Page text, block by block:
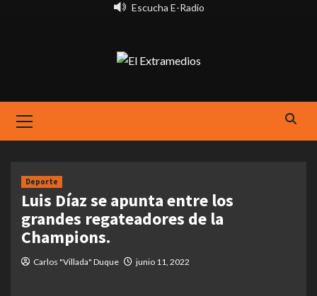
Escucha E-Radio
Menu
Deporte
Luis Díaz se apunta entre los
grandes regateadores de la
Champions.
Carlos "Villada" Duque junio 11, 2022